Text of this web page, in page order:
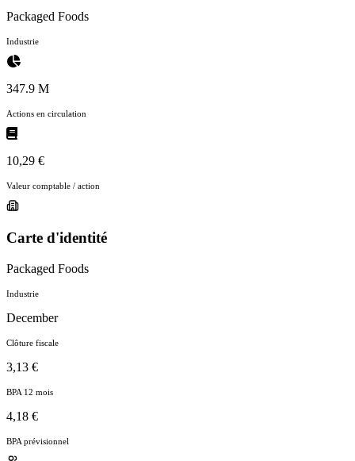
Packaged Foods
Industrie
347.9 M
Actions en circulation
10,29 €
Valeur comptable / action
Carte d'identité
Packaged Foods
Industrie
December
Clôture fiscale
3,13 €
BPA 12 mois
4,18 €
BPA prévisionnel